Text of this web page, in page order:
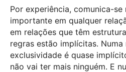
Por experiência, comunica-
importante em qualquer
em relações que têm
regras estão implícitas. Numa
exclusividade é quase
não vai ter mais ninguém. E